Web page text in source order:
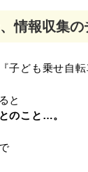
情報収集の
子ども乗せ自転
と
のこと…。